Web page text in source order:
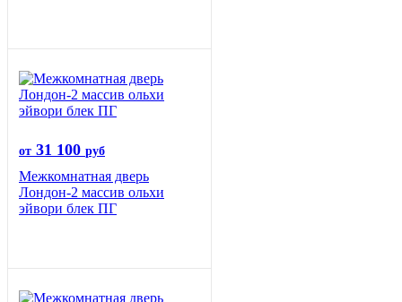
от 31 100 руб
Межкомнатная дверь
Лондон-2 массив ольхи
эйвори блек ПГ